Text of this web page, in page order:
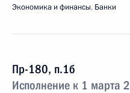
Экономика и финансы, Банки
Пр-180, п.1б
Исполнение к 1 марта